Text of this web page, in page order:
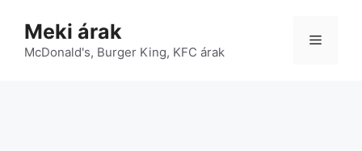
tartalomba
Meki árak
McDonald's, Burger King, KFC árak
Menü